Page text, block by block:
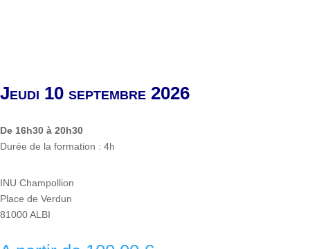
Jeudi 10 septembre 2026
De 16h30 à 20h30
Durée de la formation : 4h
INU Champollion
Place de Verdun
81000 ALBI